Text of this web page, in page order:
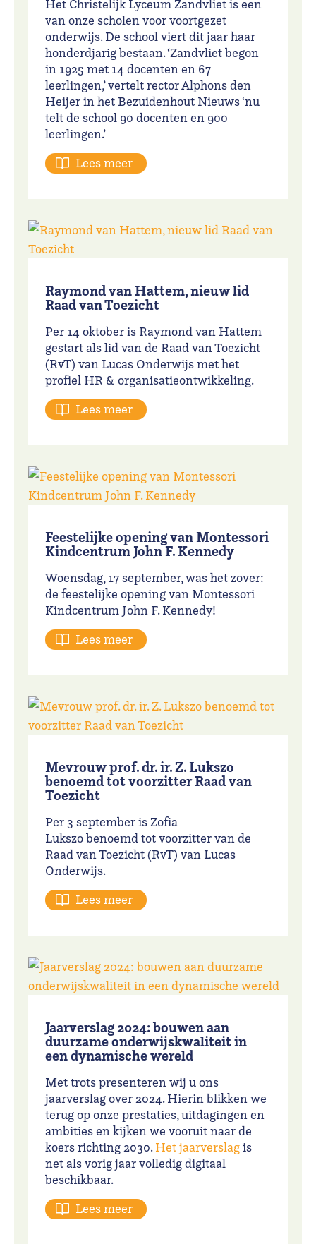
Het Christelijk Lyceum Zandvliet is een
van onze scholen voor voortgezet
onderwijs. De school viert dit jaar haar
honderdjarig bestaan. ‘Zandvliet begon
in 1925 met 14 docenten en 67
leerlingen,’ vertelt rector Alphons den
Heijer in het Bezuidenhout Nieuws ‘nu
telt de school 90 docenten en 900
leerlingen.’
Lees meer
Raymond van Hattem, nieuw lid
Raad van Toezicht
Per 14 oktober is Raymond van Hattem
gestart als lid van de Raad van Toezicht
(RvT) van Lucas Onderwijs met het
profiel HR & organisatieontwikkeling.
Lees meer
Feestelijke opening van Montessori
Kindcentrum John F. Kennedy
Woensdag, 17 september, was het zover:
de feestelijke opening van Montessori
Kindcentrum John F. Kennedy!
Lees meer
Mevrouw prof. dr. ir. Z. Lukszo
benoemd tot voorzitter Raad van
Toezicht
Per 3 september is Zofia
Lukszo benoemd tot voorzitter van de
Raad van Toezicht (RvT) van Lucas
Onderwijs.
Lees meer
Jaarverslag 2024: bouwen aan
duurzame onderwijskwaliteit in
een dynamische wereld
Met trots presenteren wij u ons
jaarverslag over 2024. Hierin blikken we
terug op onze prestaties, uitdagingen en
ambities en kijken we vooruit naar de
koers richting 2030.Het jaarverslagis
net als vorig jaar volledig digitaal
beschikbaar.
Lees meer